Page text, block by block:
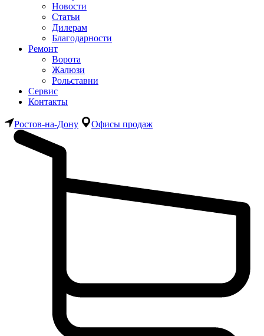
Новости
Статьи
Дилерам
Благодарности
Ремонт
Ворота
Жалюзи
Рольставни
Сервис
Контакты
Ростов-на-Дону Офисы продаж